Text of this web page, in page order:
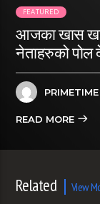
FEATURED
आजका खास
नेताहरुको पोल
READ MORE
Related View